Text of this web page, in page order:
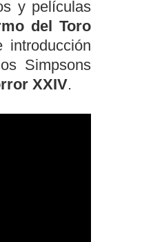
y películas
del Toro
introducción
Simpsons
XXIV.